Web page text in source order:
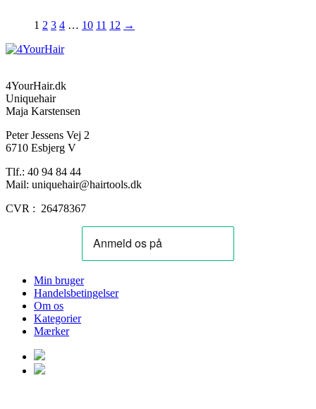
1 2 3 4 … 10 11 12 →
4YourHair.dk
Uniquehair
Maja Karstensen
Peter Jessens Vej 2
6710 Esbjerg V
Tlf.: 40 94 84 44
Mail: uniquehair@hairtools.dk
CVR : 26478367
Min bruger
Handelsbetingelser
Om os
Kategorier
Mærker